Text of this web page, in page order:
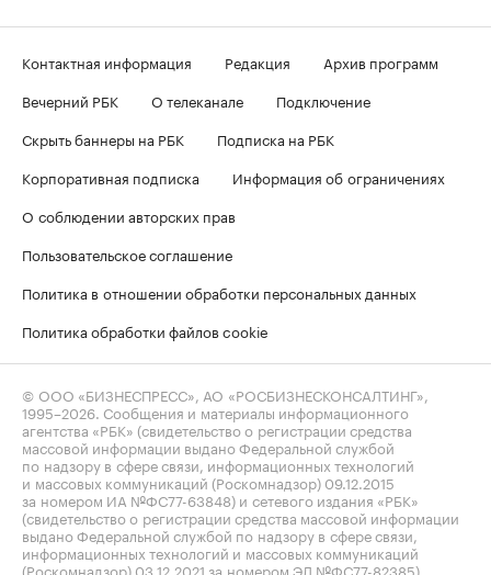
Контактная информация Редакция
Архив программ
Вечерний РБК
О телеканале
Подключение
Скрыть баннеры на РБК
Подписка на РБК
Корпоративная подписка
Информация об ограничениях
О соблюдении авторских прав
Пользовательское соглашение
Политика в отношении обработки персональных данных
Политика обработки файлов cookie
© ООО «БИЗНЕСПРЕСС», АО «РОСБИЗНЕСКОНСАЛТИНГ»,
1995–2026 . Сообщения и материалы информационного
агентства «РБК» (свидетельство о регистрации средства
массовой информации выдано Федеральной службой
по надзору в сфере связи, информационных технологий
и массовых коммуникаций (Роскомнадзор) 09.12.2015
за номером ИА №ФС77-63848) и сетевого издания «РБК»
(свидетельство о регистрации средства массовой информации
выдано Федеральной службой по надзору в сфере связи,
информационных технологий и массовых коммуникаций
(Роскомнадзор) 03.12.2021 за номером ЭЛ №ФС77-82385)